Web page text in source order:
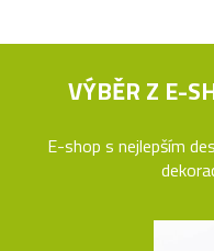
VÝBĚR Z E-
E-shop s nejlepším